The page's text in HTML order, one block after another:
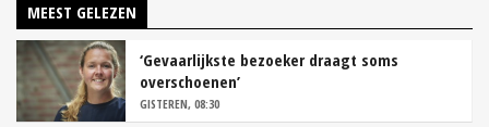
MEEST GELEZEN
‘Gevaarlijkste bezoeker draagt soms
overschoenen’
GISTEREN, 08:30